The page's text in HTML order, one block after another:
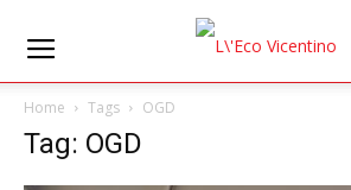
Home Tags OGD
Tag: OGD